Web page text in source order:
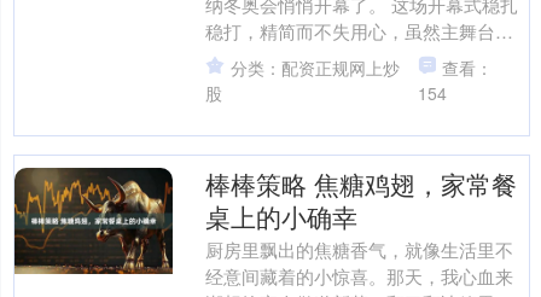
稳打，精简而不失用心，虽然主舞台很
小，但细节非常到位，而且延续了巴黎
夏季奥运会开幕式的....
分类：配资正规网上炒
股
查看：
154
棒棒策略 焦糖鸡翅，家常餐
桌上的小确幸
厨房里飘出的焦糖香气，就像生活里不
经意间藏着的小惊喜。那天，我心血来